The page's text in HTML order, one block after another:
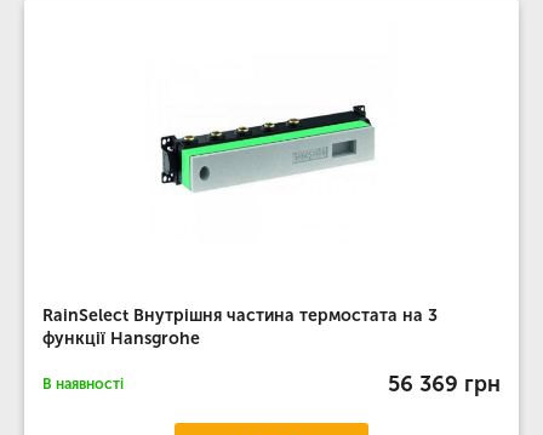
RainSelect Внутрішня частина термостата на 3
функції Hansgrohe
В наявності 56 369 грн